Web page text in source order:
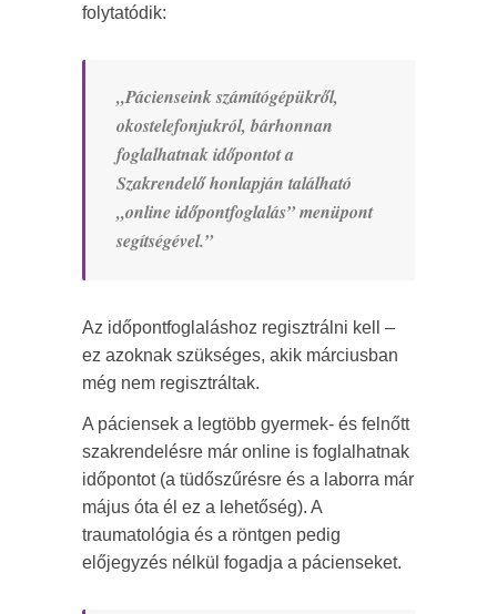
folytatódik:
„Pácienseink számítógépükről,
okostelefonjukról, bárhonnan
foglalhatnak időpontot a
Szakrendelő honlapján található
„online időpontfoglalás” menüpont
segítségével.”
Az időpontfoglaláshoz regisztrálni kell –
ez azoknak szükséges, akik márciusban
még nem regisztráltak.
A páciensek a legtöbb gyermek- és felnőtt
szakrendelésre már online is foglalhatnak
időpontot (a tüdőszűrésre és a laborra már
május óta él ez a lehetőség). A
traumatológia és a röntgen pedig
előjegyzés nélkül fogadja a pácienseket.